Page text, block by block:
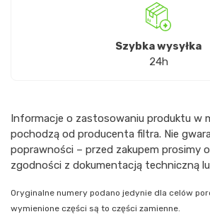
Szybka wysyłka
24h
Informacje o zastosowaniu produktu w
pochodzą od producenta filtra. Nie
poprawności – przed zakupem prosimy
zgodności z dokumentacją techniczną
Oryginalne numery podano jedynie dla celów
wymienione części są to części zamienne.